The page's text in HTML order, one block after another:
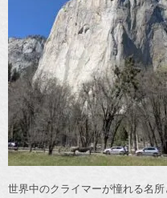
世界中のクライマーが憧れる名所